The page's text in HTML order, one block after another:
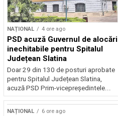
NAȚIONAL 4 ore ago
PSD acuză Guvernul de alocări
inechitabile pentru Spitalul
Județean Slatina
Doar 29 din 130 de posturi aprobate
pentru Spitalul Județean Slatina,
acuză PSD Prim-vicepreședintele...
NAȚIONAL 6 ore ago